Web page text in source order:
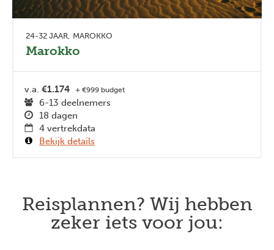
24-32 JAAR MAROKKO
Marokko
v.a. €1.174 + €999 budget
6-13 deelnemers
18 dagen
4 vertrekdata
Bekijk details
Reisplannen? Wij hebben
zeker iets voor jou: